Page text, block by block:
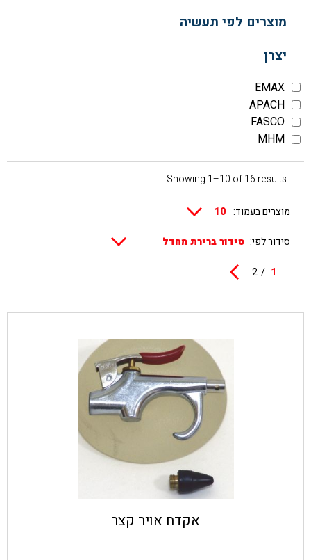
Showing 1–10 of 16 results
מוצרים בעמוד:
סידור לפי:
1
2
אקדח אויר קצר
מוצרים לפי תעשיה
יצרן
EMAX
APACH
FASCO
MHM